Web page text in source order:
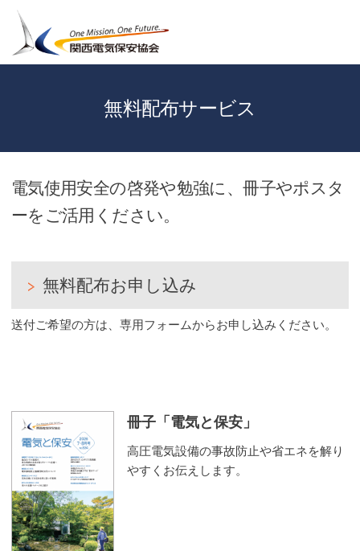
無料配布サービス
電気使用安全の啓発や勉強に、冊子やポスタ
ーをご活用ください。
無料配布お申し込み
送付ご希望の方は、専用フォームからお申し込みください。
冊子「電気と保安」
高圧電気設備の事故防止や省エネを解り
やすくお伝えします。